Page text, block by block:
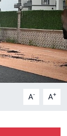
A- A+